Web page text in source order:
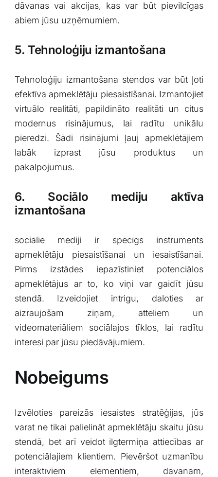
dāvanas vai akcijas, kas var būt pievilcīgas
abiem jūsu ‌uzņēmumiem.
5. Tehnoloģiju izmantošana
Tehnoloģiju izmantošana ​stendos var būt ļoti⁤
efektīva apmeklētāju piesaistīšanai. Izmantojiet
virtuālo realitāti, papildināto‌ realitāti un citus
modernus risinājumus, lai radītu unikālu
pieredzi. Šādi risinājumi⁤ ļauj apmeklētājiem
labāk izprast jūsu produktus un
pakalpojumus.
6. ​Sociālo mediju aktīva⁢
izmantošana
sociālie mediji ir spēcīgs instruments
apmeklētāju piesaistīšanai un iesaistīšanai.⁣
Pirms izstādes iepazīstiniet potenciālos
apmeklētājus ar to, ko viņi var gaidīt jūsu
stendā. Izveidojiet intrigu, daloties ar
aizraujošām ziņām, attēliem un
videomateriāliem sociālajos⁣ tīklos,‍ lai⁣ radītu
interesi par jūsu piedāvājumiem.
Nobeigums
Izvēloties pareizās iesaistes stratēģijas, jūs
varat ‌ne tikai palielināt apmeklētāju skaitu jūsu⁢
stendā, bet ⁤arī veidot ilgtermiņa attiecības ar
potenciālajiem klientiem.‌ Pievēršot uzmanību
interaktīviem elementiem, dāvanām,